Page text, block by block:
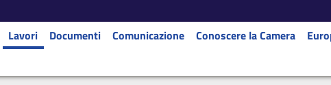
Lavori Documenti Comunicazione Conoscere la Camera